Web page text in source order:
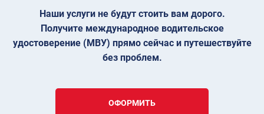
Наши услуги не будут стоить вам дорого.
Получите международное водительское
удостоверение (МВУ) прямо сейчас и путешествуйте
без проблем.
ОФОРМИТЬ